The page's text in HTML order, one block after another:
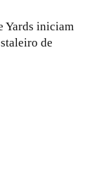
Yards iniciam
de